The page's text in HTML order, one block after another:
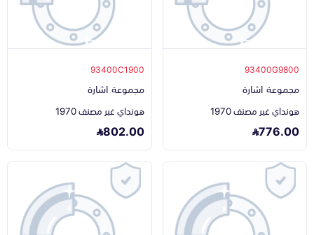
93400G9800
مجموعة اشارة
هونداي غير مصنف 1970
776.00
93400C1900
مجموعة اشارة
هونداي غير مصنف 1970
802.00